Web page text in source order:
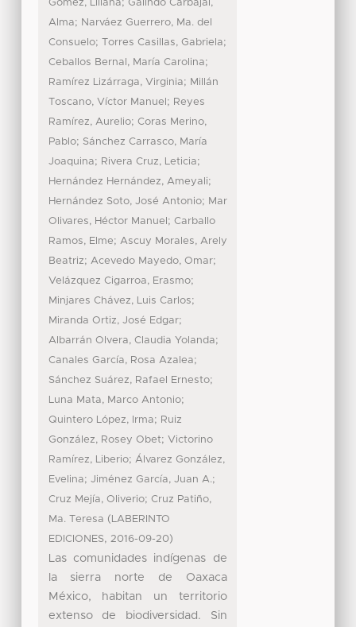
Gómez, Liliana; Galindo Carbajal,
Alma; Narváez Guerrero, Ma. del
Consuelo; Torres Casillas, Gabriela;
Ceballos Bernal, María Carolina;
Ramírez Lizárraga, Virginia; Millán
Toscano, Víctor Manuel ; Reyes
Ramírez, Aurelio; Coras Merino,
Pablo; Sánchez Carrasco, María
Joaquina; Rivera Cruz, Leticia;
Hernández Hernández, Ameyali;
Hernández Soto, José Antonio; Mar
Olivares, Héctor Manuel ; Carballo
Ramos, Elme; Ascuy Morales, Arely
Beatriz; Acevedo Mayedo, Omar;
Velázquez Cigarroa, Erasmo;
Minjares Chávez, Luis Carlos;
Miranda Ortiz, José Edgar;
Albarrán Olvera, Claudia Yolanda;
Canales García, Rosa Azalea;
Sánchez Suárez, Rafael Ernesto;
Luna Mata, Marco Antonio;
Quintero López, Irma; Ruiz
González, Rosey Obet; Victorino
Ramírez, Liberio; Álvarez González,
Evelina; Jiménez García, Juan A.;
Cruz Mejía, Oliverio; Cruz Patiño,
Ma. Teresa ( LABERINTO
EDICIONES, 2016-09-20)
Las comunidades indígenas de
la sierra norte de Oaxaca
México, habitan un territorio
extenso de biodiversidad. Sin